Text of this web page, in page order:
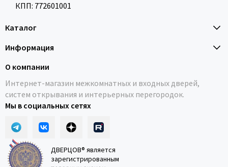
КПП: 772601001
Каталог
Информация
О компании
Интернет-магазин межкомнатных и входных дверей,
систем открывания и интерьерных перегородок.
Мы в социальных сетях
ДВЕРЦОВ® является
зарегистрированным